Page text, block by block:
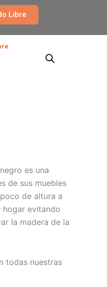
Libre
es una
de sus muebles
de altura a
hogar evitando
la madera de la
todas nuestras